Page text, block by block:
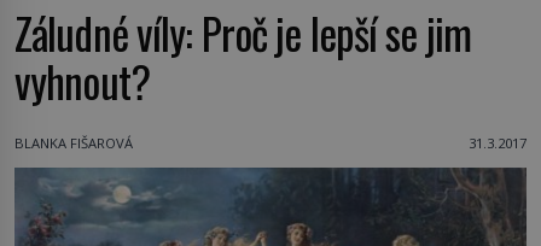
Záludné víly: Proč je lepší se jim
vyhnout?
BLANKA FIŠAROVÁ 31.3.2017